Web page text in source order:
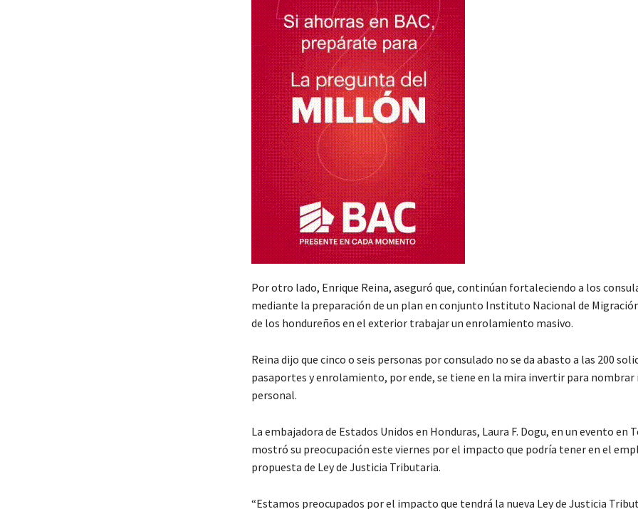
Por otro lado, Enrique Reina, aseguró que, continúan fortaleciendo a los
mediante la preparación de un plan en conjunto Instituto Nacional de
de los hondureños en el exterior trabajar un enrolamiento masivo.
Reina dijo que cinco o seis personas por consulado no se da abasto a las 200
pasaportes y enrolamiento, por ende, se tiene en la mira invertir para nombrar
personal.
La embajadora de Estados Unidos en Honduras, Laura F. Dogu, en un evento en
mostró su preocupación este viernes por el impacto que podría tener en el
propuesta de Ley de Justicia Tributaria.
“Estamos preocupados por el impacto que tendrá la nueva Ley de Justicia